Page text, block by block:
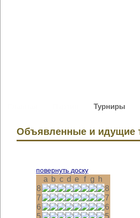
Турниры
Объявленные и идущие
повернуть доску
a b c d e f g h
8
8
7
7
6
6
5
5